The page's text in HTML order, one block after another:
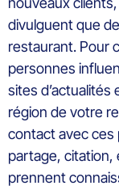
divulguent que
restaurant. Pour
personnes
sites d’actualités
région de votre
contact avec ces
partage, citation,
prennent